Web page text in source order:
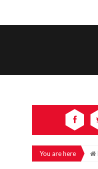
You are here